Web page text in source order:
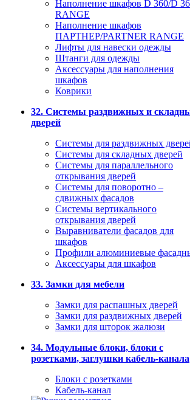
Наполнение шкафов D 360/D
RANGE
Наполнение шкафов
ПАРТНЕР/PARTNER RANGE
Лифты для навески одежды
Штанги для одежды
Аксессуары для наполнения
шкафов
Коврики
32. Системы раздвижных и
дверей
Системы для раздвижных
Системы для складных дверей
Системы для параллельного
открывания дверей
Системы для поворотно –
сдвижных фасадов
Системы вертикального
открывания дверей
Выравниватели фасадов для
шкафов
Профили алюминиевые
Аксессуары для шкафов
33. Замки для мебели
Замки для распашных дверей
Замки для раздвижных дверей
Замки для шторок жалюзи
34. Модульные блоки, блоки с
розетками, заглушки кабель-канала
Блоки с розетками
Кабель-канал